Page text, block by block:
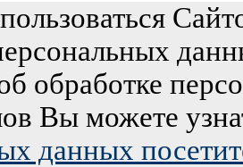
обработке
Вы можете
данных